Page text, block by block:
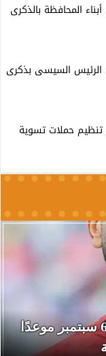
المحافظة بالذكرى
السيسى بذكرى
حملات تسوية
دعوى تعويض ضد محمد صلاح.. 6 سبتمبر موعدًا